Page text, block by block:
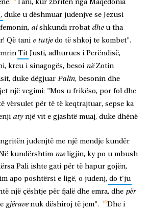
Tani, kur zbritën nga Maqedonia
duke u dëshmuar judenjve se Jezusi
ai shkundi rrobat dhe u tha
Që tani e tutje do të shkoj te kombet".
Tit Justi, adhurues i Perëndisë,
kreu i sinagogës, besoi në Zotin
duke dëgjuar Palin, besonin dhe
një vegimi: "Mos u frikëso, por fol dhe
vërsulet për të të keqtrajtuar, sepse ka
aty një vit e gjashtë muaj, duke dhënë
ngritën judenjtë me një mendje kundër
kundërshtim me ligjin, ky po u mbush
Pali ishte gati për të hapur gojën,
apo poshtërsi e ligë, o judenj, do t'ju
një çështje për fjalë dhe emra, dhe për
gjërave nuk dëshiroj të jem". Dhe i